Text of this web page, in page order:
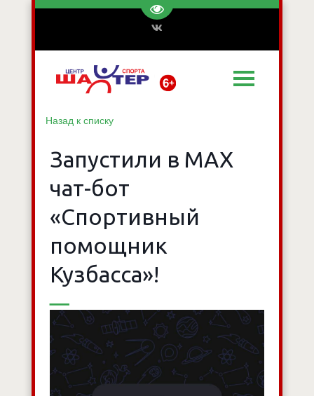
Перейти на версию для
Назад к списку
Запустили в МАХ
чат-бот
«Спортивный
помощник
Кузбасса»!